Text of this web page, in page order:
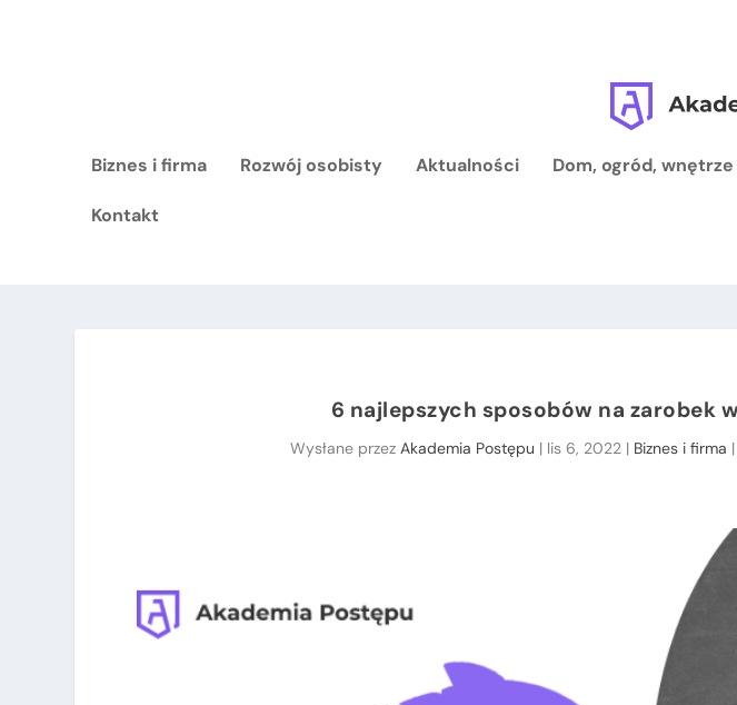
Biznes i firma Rozwój osobisty Aktualności Dom, ogród, wnętrze
Kontakt
6 najlepszych sposobów na zarobek
Wysłane przezAkademia Postępu | lis 6, 2022 | Biznes i firma